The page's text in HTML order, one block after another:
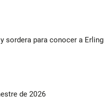
sordera para conocer a Erling
de 2026